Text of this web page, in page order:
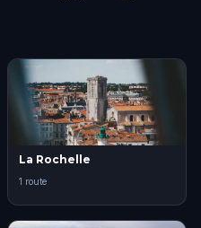
La Rochelle
1 route